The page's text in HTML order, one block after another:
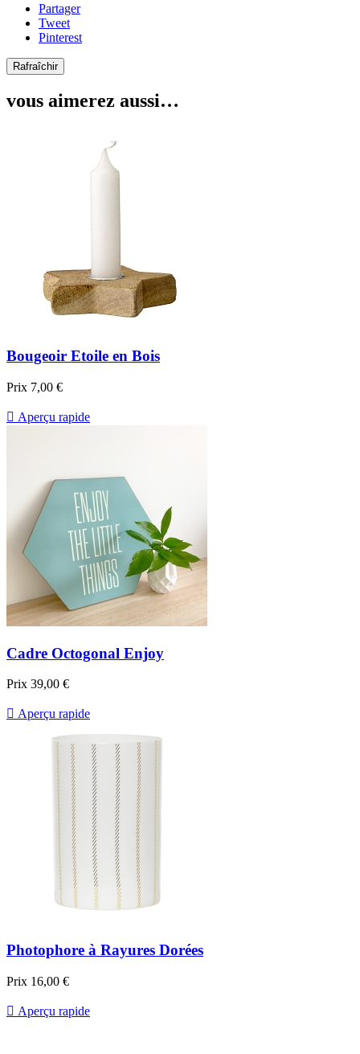
Partager
Tweet
Pinterest
vous aimerez aussi…
Bougeoir Etoile en Bois
Prix 7,00 €
 Aperçu rapide
Cadre Octogonal Enjoy
Prix 39,00 €
 Aperçu rapide
Photophore à Rayures Dorées
Prix 16,00 €
 Aperçu rapide